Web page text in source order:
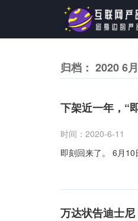
归档： 2020 6月
下架近一年，“
时间：2020-6-11
即刻回来了。 6月
万达状告迪士尼